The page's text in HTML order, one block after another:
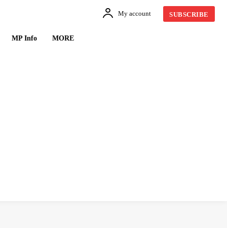
My account SUBSCRIBE
MP Info MORE